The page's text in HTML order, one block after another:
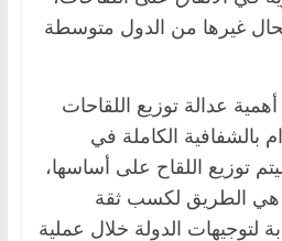
غيرها من الدول متوسطة
عدالة توزيع اللقاحات
بالشفافية الكاملة في
توزيع اللقاح على أساسها،
هي الطريق لكسب ثقة
لتوجيهات الدولة خلال عملية